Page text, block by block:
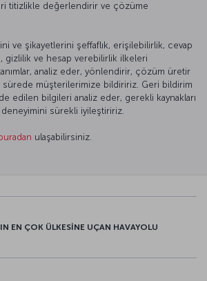
titizlikle değerlendirir ve çözüme
ve şikayetlerini şeffaflık, erişilebilirlik, cevap
gizlilik ve hesap verebilirlik ilkeleri
analiz eder, yönlendirir, çözüm üretir
sürede müşterilerimize bildiririz. Geri bildirim
edilen bilgileri analiz eder, gerekli kaynakları
sürekli iyileştiririz.
buradan ulaşabilirsiniz.
EN ÇOK ÜLKESİNE UÇAN HAVAYOLU